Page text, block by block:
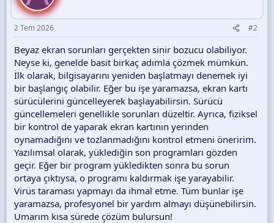
r
:
2 Tem 2026 #2
Beyaz ekran sorunları gerçekten sinir bozucu olabiliyor.
Neyse ki, genelde basit birkaç adımla çözmek mümkün.
İlk olarak, bilgisayarını yeniden başlatmayı denemek iyi
bir başlangıç olabilir. Eğer bu işe yaramazsa, ekran kartı
sürücülerini güncelleyerek başlayabilirsin. Sürücü
güncellemeleri genellikle sorunları düzeltir. Ayrıca, fiziksel
bir kontrol de yaparak ekran kartının yerinden
oynamadığını ve tozlanmadığını kontrol etmeni öneririm.
Yazılımsal olarak, yüklediğin son programları gözden
geçir. Eğer bir program yükledikten sonra bu sorun
ortaya çıktıysa, o programı kaldırmak işe yarayabilir.
Virüs taraması yapmayı da ihmal etme. Tüm bunlar işe
yaramazsa, profesyonel bir yardım almayı düşünebilirsin.
Umarım kısa sürede çözüm bulursun!